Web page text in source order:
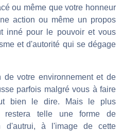
ou même que votre honneur
action ou même un propos
inné pour le pouvoir et vous
et d'autorité qui se dégage
de votre environnement et de
parfois malgré vous à faire
bien le dire. Mais le plus
restera telle une forme de
d'autrui, à l'image de cette